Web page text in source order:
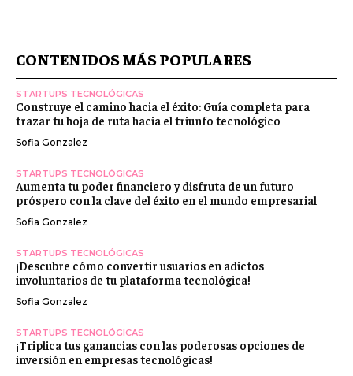
CONTENIDOS MÁS POPULARES
STARTUPS TECNOLÓGICAS
Construye el camino hacia el éxito: Guía completa para
trazar tu hoja de ruta hacia el triunfo tecnológico
Sofia Gonzalez
STARTUPS TECNOLÓGICAS
Aumenta tu poder financiero y disfruta de un futuro
próspero con la clave del éxito en el mundo empresarial
Sofia Gonzalez
STARTUPS TECNOLÓGICAS
¡Descubre cómo convertir usuarios en adictos
involuntarios de tu plataforma tecnológica!
Sofia Gonzalez
STARTUPS TECNOLÓGICAS
¡Triplica tus ganancias con las poderosas opciones de
inversión en empresas tecnológicas!